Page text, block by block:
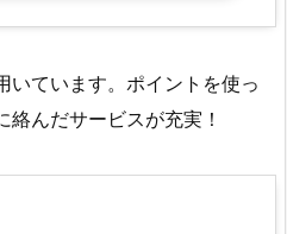
いています。ポイントを使っ
んだサービスが充実！